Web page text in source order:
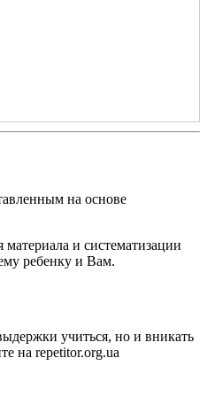
на основе
и систематизации
ребенку и Вам.
учиться, но и вникать
на repetitor.org.ua